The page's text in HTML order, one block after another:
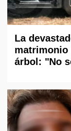
La
matrimonio
árbol: "No